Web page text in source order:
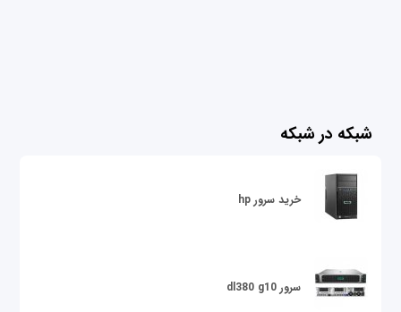
شبکه در شبکه
خرید سرور hp
سرور dl380 g10